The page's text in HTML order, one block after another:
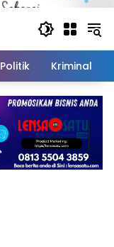
Politik Kriminal